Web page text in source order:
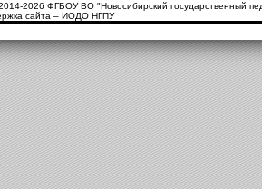
2026 ФГБОУ ВО "Новосибирский государственный
сайта – ИОДО НГПУ